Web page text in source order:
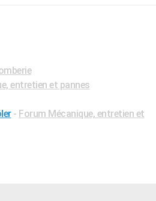
entretien et pannes
- Forum Mécanique, entretien et